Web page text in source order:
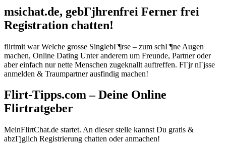
msichat.de, gebГјhrenfrei Ferner frei
Registration chatten!
flirtmit war Welche grosse SinglebГ¶rse – zum schГ¶ne Augen
machen, Online Dating Unter anderem um Freunde, Partner oder
aber einfach nur nette Menschen zugeknallt auftreffen. FГјr nГјsse
anmelden & Traumpartner ausfindig machen!
Flirt-Tipps.com – Deine Online
Flirtratgeber
MeinFlirtChat.de startet. An dieser stelle kannst Du gratis &
abzГјglich Registrierung chatten oder anmachen!